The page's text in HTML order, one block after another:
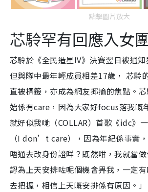
點擊圖片放大
芯駖罕有回應入女
芯駖於《全民造星IV》決賽翌日被通知
但與隊中最年輕成員相差17歲， 芯駖
直被標籤，亦成為網友揶揄的焦點。
始係有care，因為大家好focus落我嘅
就好似我哋（COLLAR）首歌《idc》
（I don’t care），因為年紀係事實
唔通去改身份證咩？既然咁，我就當
認為上天安排咗呢個機會畀我，一定
去把握，相信上天嘅安排係有原因。」